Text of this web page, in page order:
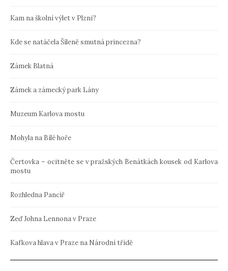
Kam na školní výlet v Plzni?
Kde se natáčela Šíleně smutná princezna?
Zámek Blatná
Zámek a zámecký park Lány
Muzeum Karlova mostu
Mohyla na Bílé hoře
Čertovka – ocitněte se v pražských Benátkách kousek od Karlova
mostu
Rozhledna Pancíř
Zeď Johna Lennona v Praze
Kafkova hlava v Praze na Národní třídě